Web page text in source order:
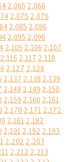
2,065 2,066
2,075 2,076
2,085 2,086
2,095 2,096
2,105 2,106 2,107
2,116 2,117 2,118
2,127 2,128
2,137 2,138 2,139
2,148 2,149 2,150
2,159 2,160 2,161
2,170 2,1712,172
2,1812,182
2,1912,192 2,193
2,202 2,203
2,212 2,213